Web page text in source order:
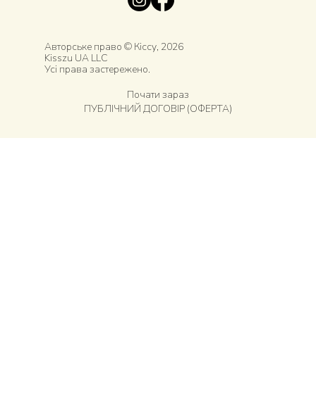
Авторське право © Кiссу, 2026
Kisszu UA LLC
Усі права застережено.
Почати зараз
ПУБЛІЧНИЙ ДОГОВІР (ОФЕРТА)